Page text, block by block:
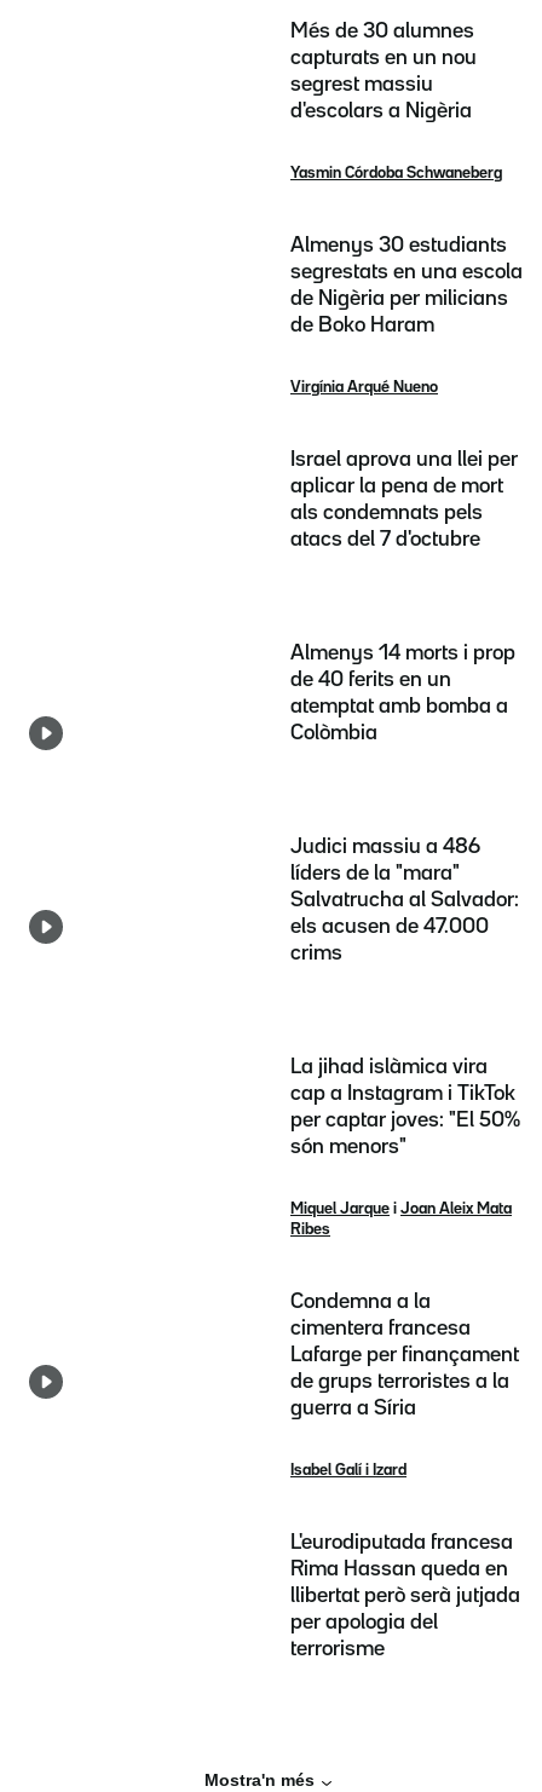
Més de 30 alumnes
capturats en un nou
segrest massiu
d'escolars a Nigèria
Yasmin Córdoba Schwaneberg
Almenys 30 estudiants
segrestats en una escola
de Nigèria per milicians
de Boko Haram
Virgínia Arqué Nueno
Israel aprova una llei per
aplicar la pena de mort
als condemnats pels
atacs del 7 d'octubre
Almenys 14 morts i prop
de 40 ferits en un
atemptat amb bomba a
Colòmbia
Judici massiu a 486
líders de la "mara"
Salvatrucha al Salvador:
els acusen de 47.000
crims
La jihad islàmica vira
cap a Instagram i TikTok
per captar joves: "El 50%
són menors"
Miquel Jarque i Joan Aleix Mata
Ribes
Condemna a la
cimentera francesa
Lafarge per finançament
de grups terroristes a la
guerra a Síria
Isabel Galí i Izard
L'eurodiputada francesa
Rima Hassan queda en
llibertat però serà jutjada
per apologia del
terrorisme
Mostra'n més